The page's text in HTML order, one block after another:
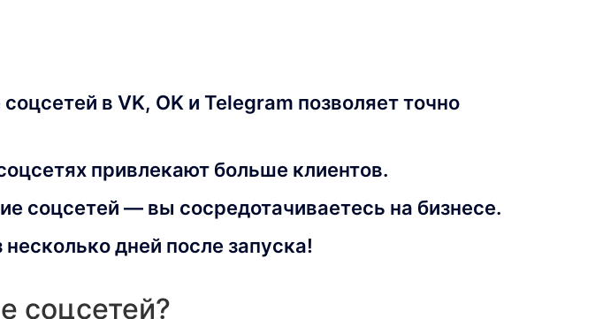
в VK, OK и Telegram позволяет точно
привлекают больше клиентов.
соцсетей — вы сосредотачиваетесь на бизнесе.
дней после запуска!
соцсетей?